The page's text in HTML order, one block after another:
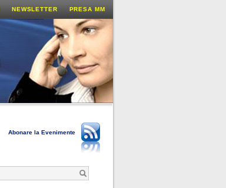
NEWSLETTER PRESA MM
Abonare la Evenimente